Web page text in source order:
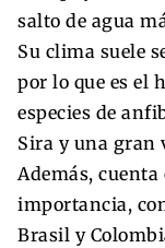
salto de agua
Su clima suele
por lo que es el
especies de
Sira y una gran
Además,
importancia,
Brasil y